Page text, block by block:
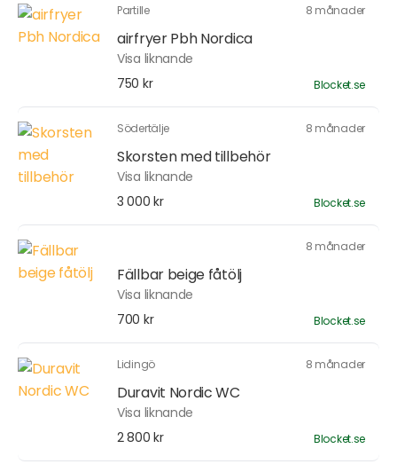
Partille 8 månader
airfryer Pbh Nordica
Visa liknande
750 kr
Blocket.se
Södertälje 8 månader
Skorsten med tillbehör
Visa liknande
3 000 kr
Blocket.se
8 månader
Fällbar beige fåtölj
Visa liknande
700 kr
Blocket.se
Lidingö 8 månader
Duravit Nordic WC
Visa liknande
2 800 kr
Blocket.se